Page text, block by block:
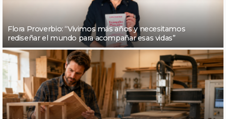
Flora Proverbio: “Vivimos más años y necesitamos
rediseñar el mundo para acompañar esas vidas”